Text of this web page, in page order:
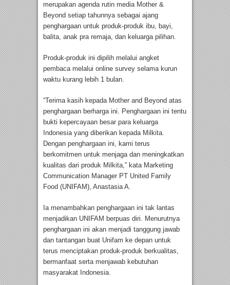
merupakan agenda rutin media Mother &
Beyond setiap tahunnya sebagai ajang
penghargaan untuk produk-produk ibu, bayi,
balita, anak pra remaja, dan keluarga pilihan.
Produk-produk ini dipilih melalui angket
pembaca melalui online survey selama kurun
waktu kurang lebih 1 bulan.
“Terima kasih kepada Mother and Beyond atas
penghargaan berharga ini. Penghargaan ini tentu
bukti kepercayaan besar para keluarga
Indonesia yang diberikan kepada Milkita.
Dengan penghargaan ini, kami terus
berkomitmen untuk menjaga dan meningkatkan
kualitas dari produk Milkita,” kata Marketing
Communication Manager PT United Family
Food (UNIFAM), Anastasia A.
Ia menambahkan penghargaan ini tak lantas
menjadikan UNIFAM berpuas diri. Menurutnya
penghargaan ini akan menjadi tanggung jawab
dan tantangan buat Unifam ke depan untuk
terus menciptakan produk-produk berkualitas,
bermanfaat serta menjawab kebutuhan
masyarakat Indonesia.